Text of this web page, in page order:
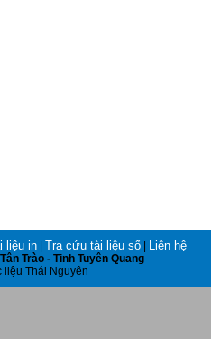
liệu in Tra cứu tài liệu số Liên hệ
Trào - Tinh Tuyên Quang
liệu Thái Nguyên